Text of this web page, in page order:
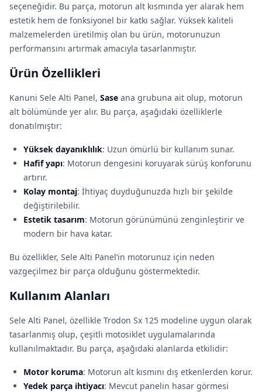
seçeneğidir. Bu parça, motorun alt kısmında yer alarak hem
estetik hem de fonksiyonel bir katkı sağlar. Yüksek kaliteli
malzemelerden üretilmiş olan bu ürün, motorunuzun
performansını artırmak amacıyla tasarlanmıştır.
Ürün Özellikleri
Kanuni Sele Alti Panel, Sase ana grubuna ait olup, motorun
alt bölümünde yer alır. Bu parça, aşağıdaki özelliklerle
donatılmıştır:
Yüksek dayanıklılık: Uzun ömürlü bir kullanım sunar.
Hafif yapı: Motorun dengesini koruyarak sürüş konforunu
artırır.
Kolay montaj: İhtiyaç duyduğunuzda hızlı bir şekilde
değiştirilebilir.
Estetik tasarım: Motorun görünümünü zenginleştirir ve
modern bir hava katar.
Bu özellikler, Sele Alti Panel’in motorunuz için neden
vazgeçilmez bir parça olduğunu göstermektedir.
Kullanım Alanları
Sele Alti Panel, özellikle Trodon Sx 125 modeline uygun olarak
tasarlanmış olup, çeşitli motosiklet uygulamalarında
kullanılmaktadır. Bu parça, aşağıdaki alanlarda etkilidir:
Motor koruma: Motorun alt kısmını dış etkenlerden korur.
Yedek parça ihtiyacı: Mevcut panelin hasar görmesi